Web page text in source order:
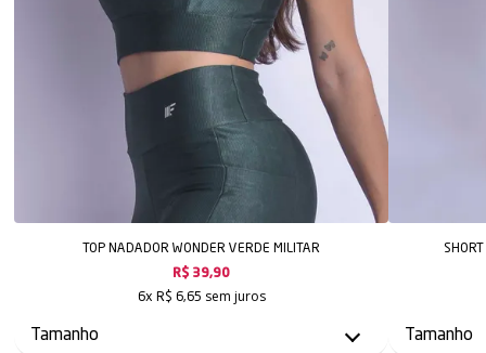
TOP NADADOR WONDER VERDE MILITAR
R$ 39,90
6x R$ 6,65 sem juros